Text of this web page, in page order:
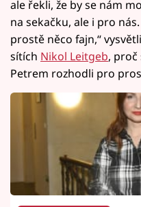
ale řekli, že by se nám
na sekačku, ale i pro
prostě něco fajn,“
sítích Nikol Leitgeb, proč
Petrem rozhodli pro